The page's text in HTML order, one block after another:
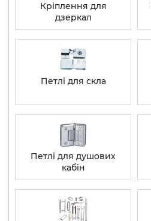
Кріплення для
дзеркал
Петлі для скла
Петлі для душових
кабін